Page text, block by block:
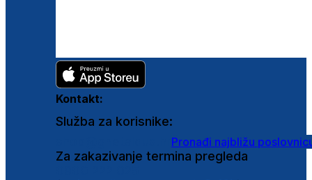
Kontakt:
Služba za korisnike:
Pronađi najbližu
Za zakazivanje termina pregleda